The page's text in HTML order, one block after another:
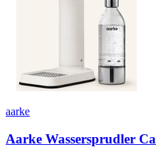
aarke
Aarke Wassersprudler